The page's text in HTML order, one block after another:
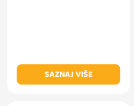
SAZNAJ VIŠE